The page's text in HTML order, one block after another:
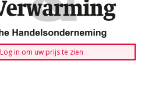
Log in om uw prijs te zien